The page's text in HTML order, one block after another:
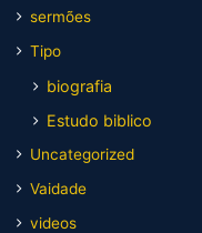
sermões
Tipo
biografia
Estudo biblico
Uncategorized
Vaidade
videos